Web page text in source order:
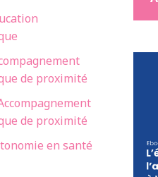
de proximité
de proximité
en santé